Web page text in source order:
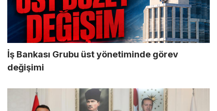
İş Bankası Grubu üst yönetiminde görev
değişimi